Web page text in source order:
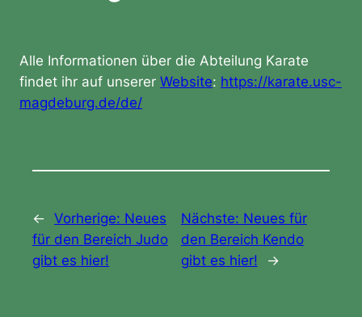
Alle Informationen über die Abteilung Karate
findet ihr auf unserer Website: https://karate.usc-
magdeburg.de/de/
← Vorherige: Neues
für den Bereich Judo
gibt es hier!
Nächste: Neues für
den Bereich Kendo
gibt es hier!
→